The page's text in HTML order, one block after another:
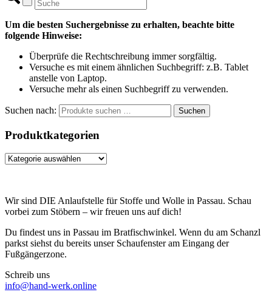
Um die besten Suchergebnisse zu erhalten, beachte bitte
folgende Hinweise:
Überprüfe die Rechtschreibung immer sorgfältig.
Versuche es mit einem ähnlichen Suchbegriff: z.B. Tablet
anstelle von Laptop.
Versuche mehr als einen Suchbegriff zu verwenden.
Suchen nach: Suchen
Produktkategorien
Wir sind DIE Anlaufstelle für Stoffe und Wolle in Passau. Schau
vorbei zum Stöbern – wir freuen uns auf dich!
Du findest uns in Passau im Bratfischwinkel. Wenn du am Schanzl
parkst siehst du bereits unser Schaufenster am Eingang der
Fußgängerzone.
Schreib uns
info@hand-werk.online